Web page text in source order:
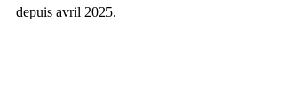
depuis avril 2025.